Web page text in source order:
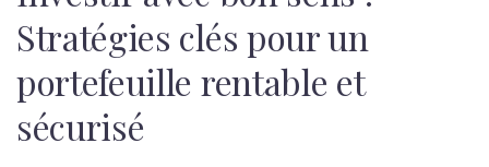
Stratégies clés pour un
portefeuille rentable et
sécurisé